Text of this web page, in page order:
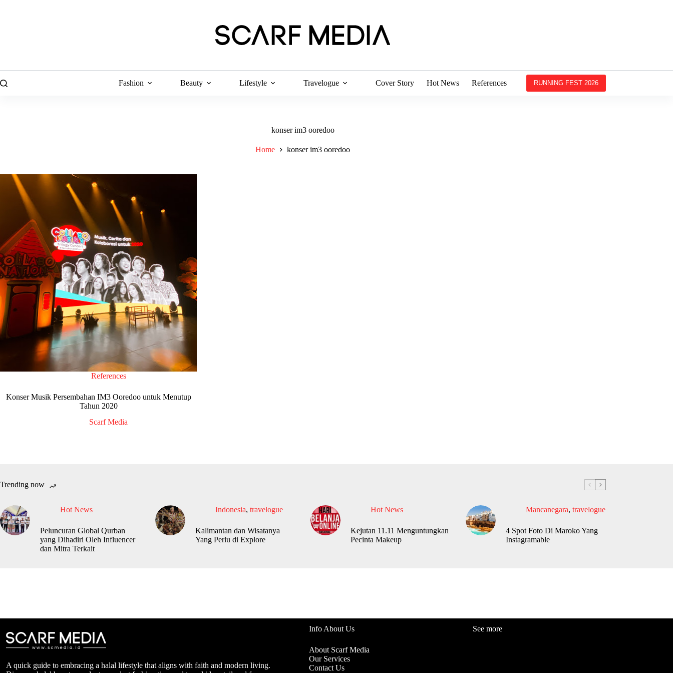
Fashion Beauty Lifestyle Travelogue Cover Story Hot News References RUNNING FEST 2026
konser im3 ooredoo
Home konser im3 ooredoo
References
Konser Musik Persembahan IM3 Ooredoo untuk Menutup
Tahun 2020
Scarf Media
Trending now
Hot News
Peluncuran Global Qurban
yang Dihadiri Oleh Influencer
dan Mitra Terkait
Indonesia, travelogue
Kalimantan dan Wisatanya
Yang Perlu di Explore
Hot News
Kejutan 11.11 Menguntungkan
Pecinta Makeup
Mancanegara, travelogue
4 Spot Foto Di Maroko Yang
Instagramable
A quick guide to embracing a halal lifestyle that aligns with faith and modern living.
Info About Us
About Scarf Media
Our Services
Contact Us
See more